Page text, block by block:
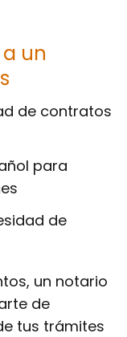
un
de contratos
para
de
un notario
de
tus trámites